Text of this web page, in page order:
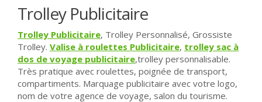
Trolley Publicitaire
Trolley Publicitaire, Trolley Personnalisé, Grossiste
Trolley. Valise à roulettes Publicitaire, trolley sac à
dos de voyage publicitaire,trolley personnalisable.
Très pratique avec roulettes, poignée de transport,
compartiments. Marquage publicitaire avec votre logo,
nom de votre agence de voyage, salon du tourisme.